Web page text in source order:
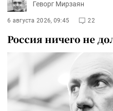
Геворг Мирзаян
6 августа 2026, 09:45 22
Россия ничего не